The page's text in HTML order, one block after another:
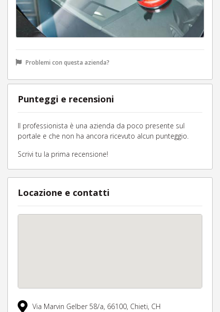
Problemi con questa azienda?
Punteggi e recensioni
Il professionista è una azienda da poco presente sul
portale e che non ha ancora ricevuto alcun punteggio.
Scrivi tu la prima recensione!
Locazione e contatti
Via Marvin Gelber 58/a, 66100, Chieti, CH